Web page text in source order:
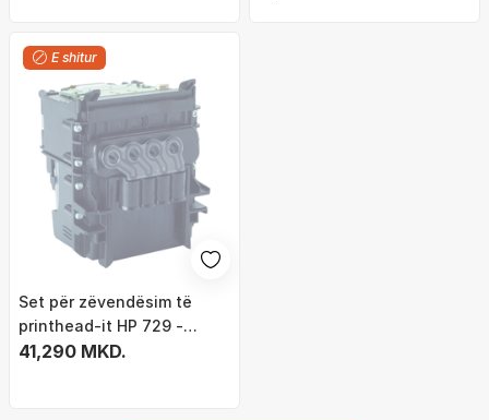
E shitur
Set për zëvendësim të
printhead-it HP 729 -
Original - DesignJet
41,290 MKD.